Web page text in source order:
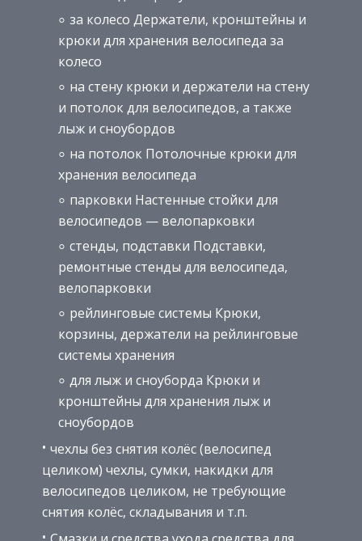
за колесо Держатели, кронштейны и
крюки для хранения велосипеда за
колесо
на стену крюки и держатели на стену
и потолок для велосипедов, а также
лыж и сноубордов
на потолок Потолочные крюки для
хранения велосипеда
парковки Настенные стойки для
велосипедов — велопарковки
стенды, подставки Подставки,
ремонтные стенды для велосипеда,
велопарковки
рейлинговые системы Крюки,
корзины, держатели на рейлинговые
системы хранения
для лыж и сноуборда Крюки и
кронштейны для хранения лыж и
сноубордов
чехлы без снятия колёс (велосипед
целиком) чехлы, сумки, накидки для
велосипедов целиком, не требующие
снятия колёс, складывания и т.п.